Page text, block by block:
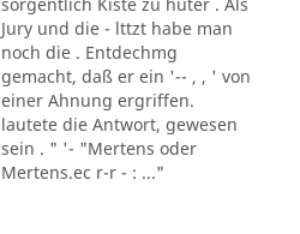
sorgentlich Kiste zu hüter . Als
Jury und die - lttzt habe man
noch die . Entdechmg
gemacht, daß er ein '-- , , ' von
einer Ahnung ergriffen.
lautete die Antwort, gewesen
sein . " '- "Mertens oder
Mertens.ec r-r - : ..."